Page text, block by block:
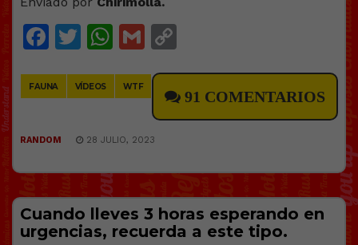
Facebook
Twitter
WhatsApp
Gmail
FAUNA VÍDEOS WTF
91 COMENTARIOS
RANDOM 28 JULIO, 2023
Cuando lleves 3 horas esperando en
urgencias, recuerda a este tipo.